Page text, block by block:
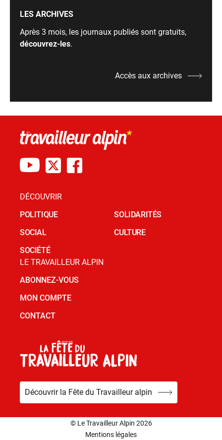
LES ARCHIVES
Après 3 mois, les journaux publiés sont gratuits,
découvrez-les.
Accès aux archives
DÉCOUVRIR
POLITIQUE
SOCIAL
SOCIÉTÉ
SOLIDARITÉS
CULTURE
LE TRAVAILLEUR ALPIN
ABONNEZ-VOUS
MON COMPTE
CONTACT
Découvrir la Fête du Travailleur alpin
© Le Travailleur Alpin 2026
Mentions légales